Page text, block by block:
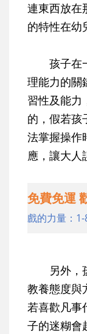
連東西放在
的特性在幼
孩子在一
理能力的關
習性及能力
的，假若孩
法掌握操作
應，讓大人
免費免運
戲的力量：1-
另外，孩
教養態度與
若喜歡凡事
子的迷糊會